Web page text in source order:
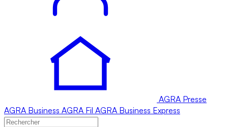
AGRA Presse
AGRA Business AGRA Fil AGRA Business Express